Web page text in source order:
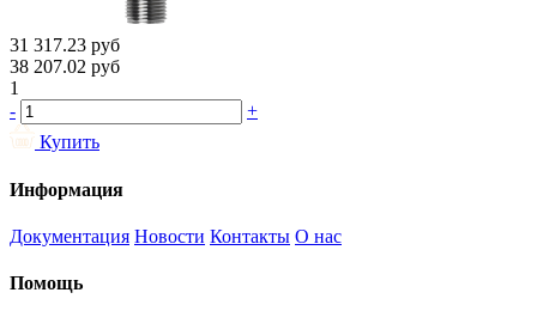
31 317.23 руб
38 207.02 руб
1
-
+
Купить
Информация
Документация Новости Контакты О нас
Помощь